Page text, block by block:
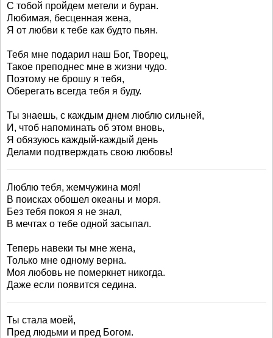
С тобой пройдем метели и буран.
Любимая, бесценная жена,
Я от любви к тебе как будто пьян.
Тебя мне подарил наш Бог, Творец,
Такое преподнес мне в жизни чудо.
Поэтому не брошу я тебя,
Оберегать всегда тебя я буду.
Ты знаешь, с каждым днем люблю сильней,
И, чтоб напоминать об этом вновь,
Я обязуюсь каждый-каждый день
Делами подтверждать свою любовь!
Люблю тебя, жемчужина моя!
В поисках обошел океаны и моря.
Без тебя покоя я не знал,
В мечтах о тебе одной засыпал.
Теперь навеки ты мне жена,
Только мне одному верна.
Моя любовь не померкнет никогда.
Даже если появится седина.
Ты стала моей,
Пред людьми и пред Богом.